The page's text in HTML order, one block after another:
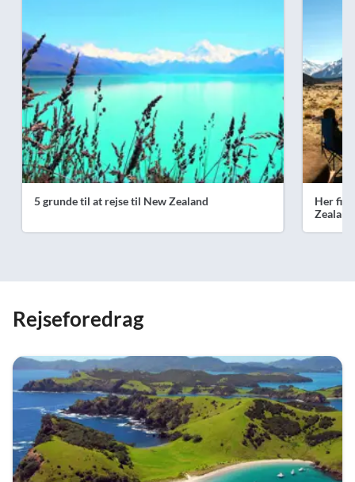
5 grunde til at rejse til New Zealand
Her
Zealand
Rejseforedrag